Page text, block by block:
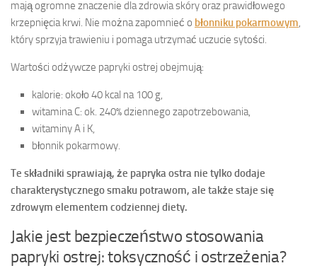
mają ogromne znaczenie dla zdrowia skóry oraz prawidłowego
krzepnięcia krwi. Nie można zapomnieć o błonniku pokarmowym,
który sprzyja trawieniu i pomaga utrzymać uczucie sytości.
Wartości odżywcze papryki ostrej obejmują:
kalorie: około 40 kcal na 100 g,
witamina C: ok. 240% dziennego zapotrzebowania,
witaminy A i K,
błonnik pokarmowy.
Te składniki sprawiają, że papryka ostra nie tylko dodaje
charakterystycznego smaku potrawom, ale także staje się
zdrowym elementem codziennej diety.
Jakie jest bezpieczeństwo stosowania
papryki ostrej: toksyczność i ostrzeżenia?